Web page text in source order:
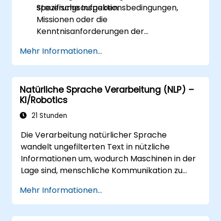
Steuerungsaufgaben.
spezifische Inspektionsbedingungen,
Missionen oder die
Kenntnisanforderungen der
Mehr Informationen...
Natürliche Sprache Verarbeitung (NLP) –
KI/Robotics
21 Stunden
Die Verarbeitung natürlicher Sprache
wandelt ungefilterten Text in nützliche
Informationen um, wodurch Maschinen in der
Lage sind, menschliche Kommunikation zu
grundlegende Techniken wie die Analyse von
Textkorpora, das Parsing von Satzstrukturen
sowie die Vorverarbeitung von Textdaten und
Mehr Informationen...